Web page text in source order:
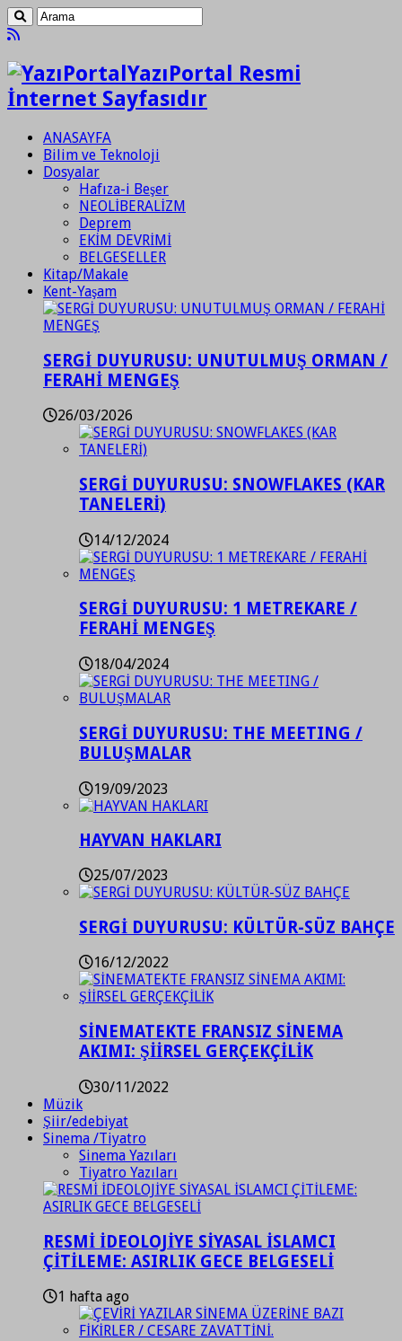
YazıPortal Resmi
İnternet Sayfasıdır
ANASAYFA
Bilim ve Teknoloji
Dosyalar
Hafıza-i Beşer
NEOLİBERALİZM
Deprem
EKİM DEVRİMİ
BELGESELLER
Kitap/Makale
Kent-Yaşam
SERGİ DUYURUSU: UNUTULMUŞ ORMAN /
FERAHİ MENGEŞ
26/03/2026
SERGİ DUYURUSU: SNOWFLAKES (KAR
TANELERİ)
14/12/2024
SERGİ DUYURUSU: 1 METREKARE /
FERAHİ MENGEŞ
18/04/2024
SERGİ DUYURUSU: THE MEETING /
BULUŞMALAR
19/09/2023
HAYVAN HAKLARI
25/07/2023
SERGİ DUYURUSU: KÜLTÜR-SÜZ BAHÇE
16/12/2022
SİNEMATEKTE FRANSIZ SİNEMA
AKIMI: ŞİİRSEL GERÇEKÇİLİK
30/11/2022
Müzik
Şiir/edebiyat
Sinema /Tiyatro
Sinema Yazıları
Tiyatro Yazıları
RESMİ İDEOLOJİYE SİYASAL İSLAMCI
ÇİTİLEME: ASIRLIK GECE BELGESELİ
1 hafta ago